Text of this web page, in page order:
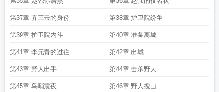
第37章 齐三云的身份 第38章 护卫院纷争
第39章 护卫院内斗 第40章 准备离城
第41章 李元青的过往 第42章 出城
第43章 野人出手 第44章 击杀野人
第45章 鸟哨震夜 第46章 野人搜山